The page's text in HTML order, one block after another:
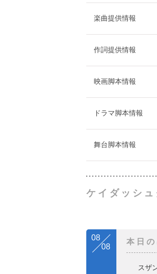
楽曲提供情報
作詞提供情報
映画脚本情報
ドラマ脚本情報
舞台脚本情報
ケイダッシ
08
08
本日
スザ